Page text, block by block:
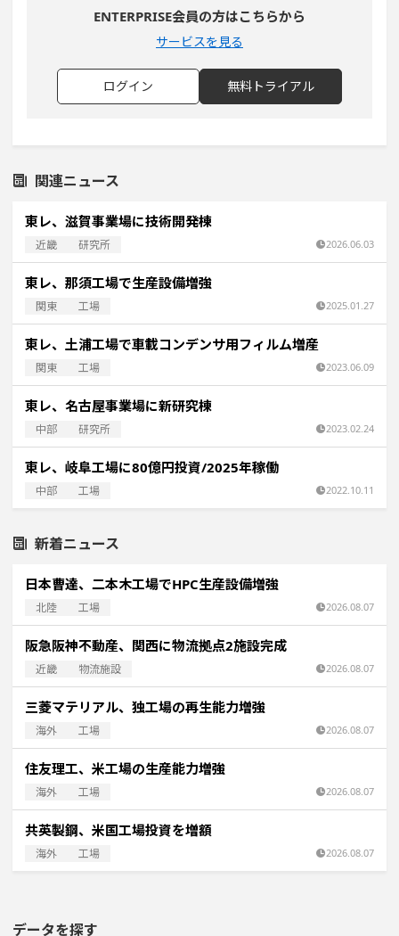
ENTERPRISE会員の方はこちらから
サービスを見る
ログイン 無料トライアル
関連ニュース
東レ、滋賀事業場に技術開発棟
近畿 研究所 2026.06.03
東レ、那須工場で生産設備増強
関東 工場 2025.01.27
東レ、土浦工場で車載コンデンサ用フィルム増産
関東 工場 2023.06.09
東レ、名古屋事業場に新研究棟
中部 研究所 2023.02.24
東レ、岐阜工場に80億円投資/2025年稼働
中部 工場 2022.10.11
新着ニュース
日本曹達、二本木工場でHPC生産設備増強
北陸 工場 2026.08.07
阪急阪神不動産、関西に物流拠点2施設完成
近畿 物流施設 2026.08.07
三菱マテリアル、独工場の再生能力増強
海外 工場 2026.08.07
住友理工、米工場の生産能力増強
海外 工場 2026.08.07
共英製鋼、米国工場投資を増額
海外 工場 2026.08.07
データを探す